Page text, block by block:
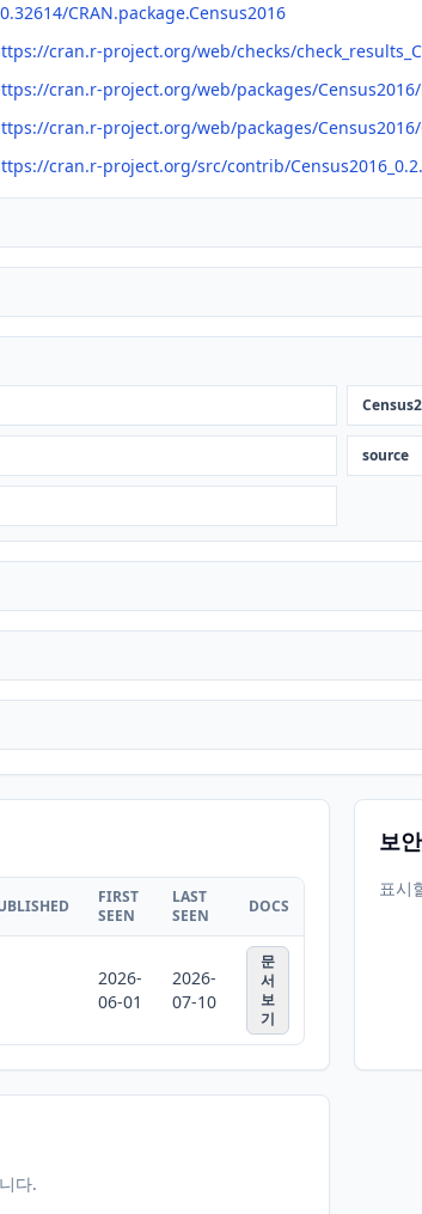
CRAN.package.Census2016
cran.r-project.org/web/checks/
cran.r-project.org/web/packages/
cran.r-project.org/web/packages/
cran.r-project.org/src/contrib/
source
FIRST
SEEN
LAST
SEEN
DOCS
2026-
06-01
2026-
07-10
문
서
보
기
보안
표시
다.